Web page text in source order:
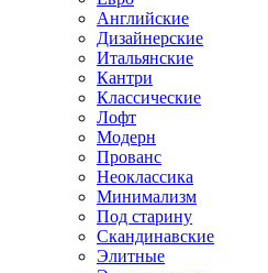
Английские
Дизайнерские
Итальянские
Кантри
Классические
Лофт
Модерн
Прованс
Неоклассика
Минимализм
Под старину
Скандинавские
Элитные